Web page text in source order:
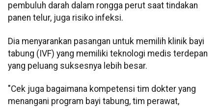
pembuluh darah dalam rongga perut saat tindakan
panen telur, juga risiko infeksi.
Dia menyarankan pasangan untuk memilih klinik bayi
tabung (IVF) yang memiliki teknologi medis terdepan
yang peluang suksesnya lebih besar.
"Cek juga bagaimana kompetensi tim dokter yang
menangani program bayi tabung, tim perawat,